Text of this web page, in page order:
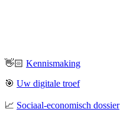
👋🏻 Kennismaking
🎯 Uw digitale troef
📈 Sociaal-economisch dossier